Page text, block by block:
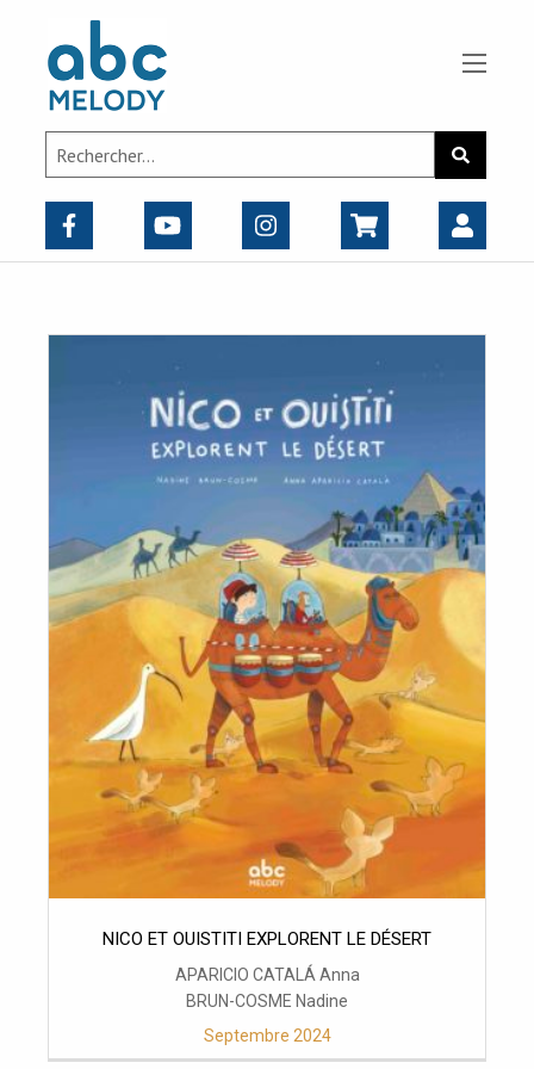
Search
for:
NICO ET OUISTITI EXPLORENT LE DÉSERT
APARICIO CATALÁ Anna
BRUN-COSME Nadine
Septembre 2024
Panneau de gestion des cookies